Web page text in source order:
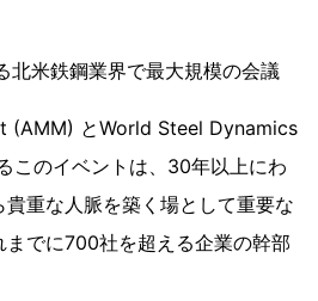
北米鉄鋼業界で最大規模の会議
(AMM) とWorld Steel Dynamics
このイベントは、30年以上にわ
重な人脈を築く場として重要な
でに700社を超える企業の幹部